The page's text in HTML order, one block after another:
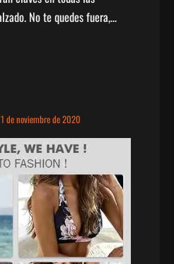
No te quedes fuera,…
de noviembre de 2020